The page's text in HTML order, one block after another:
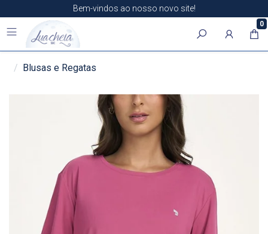
Bem-vindos ao nosso novo site!
0
Blusas e Regatas